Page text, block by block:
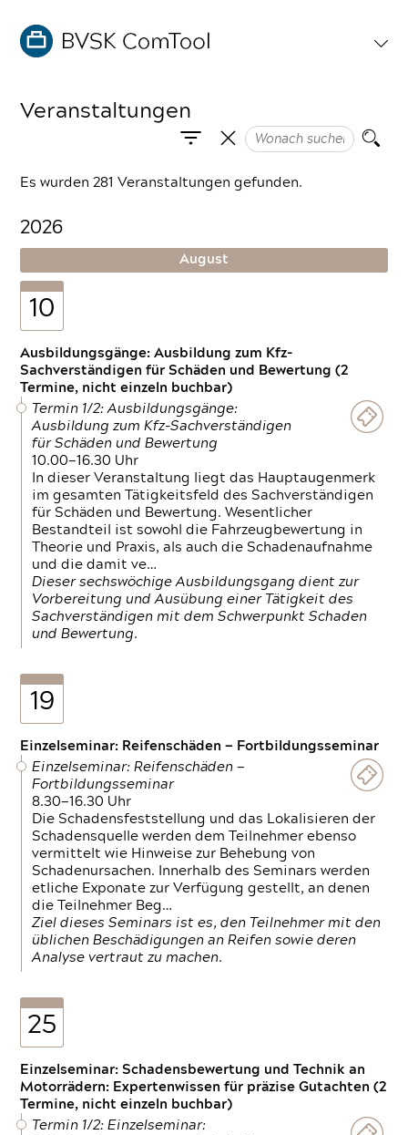
Veranstaltungen
Es wurden 281 Veranstaltungen gefunden.
2026
August
10
Ausbildungsgänge: Ausbildung zum Kfz-
Sachverständigen für Schäden und Bewertung (2
Termine, nicht einzeln buchbar)
Termin 1/2: Ausbildungsgänge:
Ausbildung zum Kfz-Sachverständigen
für Schäden und Bewertung
10.00—16.30 Uhr
In dieser Veranstaltung liegt das Hauptaugenmerk
im gesamten Tätigkeitsfeld des Sachverständigen
für Schäden und Bewertung. Wesentlicher
Bestandteil ist sowohl die Fahrzeugbewertung in
Theorie und Praxis, als auch die Schadenaufnahme
und die damit ve…
Dieser sechswöchige Ausbildungsgang dient zur
Vorbereitung und Ausübung einer Tätigkeit des
Sachverständigen mit dem Schwerpunkt Schaden
und Bewertung.
19
Einzelseminar: Reifenschäden — Fortbildungsseminar
Einzelseminar: Reifenschäden —
Fortbildungsseminar
8.30—16.30 Uhr
Die Schadensfeststellung und das Lokalisieren der
Schadensquelle werden dem Teilnehmer ebenso
vermittelt wie Hinweise zur Behebung von
Schadenursachen. Innerhalb des Seminars werden
etliche Exponate zur Verfügung gestellt, an denen
die Teilnehmer Beg…
Ziel dieses Seminars ist es, den Teilnehmer mit den
üblichen Beschädigungen an Reifen sowie deren
Analyse vertraut zu machen.
25
Einzelseminar: Schadensbewertung und Technik an
Motorrädern: Expertenwissen für präzise Gutachten (2
Termine, nicht einzeln buchbar)
Termin 1/2: Einzelseminar: